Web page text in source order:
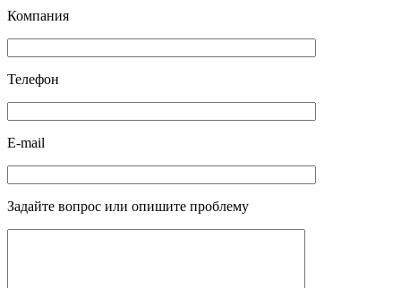
Компания
Телефон
E-mail
Задайте вопрос или опишите проблему